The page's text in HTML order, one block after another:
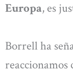
Europa, es
Borrell ha
reaccionamos